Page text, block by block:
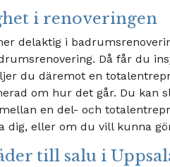
i renoveringen
delaktig i
Då får du
du däremot en
om hur det går. Du kan
en del- och
dig, eller om du vill kunna
till salu i